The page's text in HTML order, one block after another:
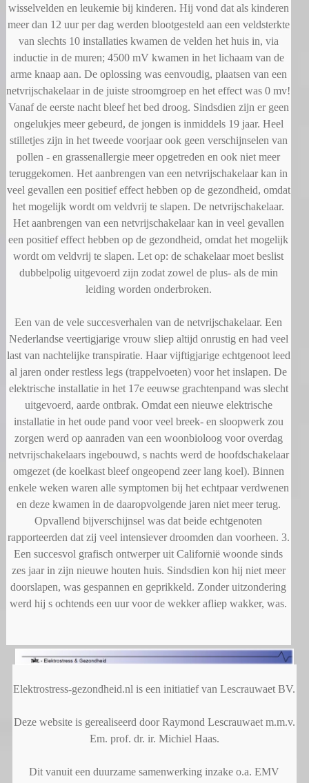
wisselvelden en leukemie bij kinderen. Hij vond dat als kinderen
meer dan 12 uur per dag werden blootgesteld aan een veldsterkte
van slechts 10 installaties kwamen de velden het huis in, via
inductie in de muren; 4500 mV kwamen in het lichaam van de
arme knaap aan. De oplossing was eenvoudig, plaatsen van een
netvrijschakelaar in de juiste stroomgroep en het effect was 0 mv!
Vanaf de eerste nacht bleef het bed droog. Sindsdien zijn er geen
ongelukjes meer gebeurd, de jongen is inmiddels 19 jaar. Heel
stilletjes zijn in het tweede voorjaar ook geen verschijnselen van
pollen - en grassenallergie meer opgetreden en ook niet meer
teruggekomen. Het aanbrengen van een netvrijschakelaar kan in
veel gevallen een positief effect hebben op de gezondheid, omdat
het mogelijk wordt om veldvrij te slapen. De netvrijschakelaar.
Het aanbrengen van een netvrijschakelaar kan in veel gevallen
een positief effect hebben op de gezondheid, omdat het mogelijk
wordt om veldvrij te slapen. Let op: de schakelaar moet beslist
dubbelpolig uitgevoerd zijn zodat zowel de plus- als de min
leiding worden onderbroken.
Een van de vele succesverhalen van de netvrijschakelaar. Een
Nederlandse veertigjarige vrouw sliep altijd onrustig en had veel
last van nachtelijke transpiratie. Haar vijftigjarige echtgenoot leed
al jaren onder restless legs (trappelvoeten) voor het inslapen. De
elektrische installatie in het 17e eeuwse grachtenpand was slecht
uitgevoerd, aarde ontbrak. Omdat een nieuwe elektrische
installatie in het oude pand voor veel breek- en sloopwerk zou
zorgen werd op aanraden van een woonbioloog voor overdag
netvrijschakelaars ingebouwd, s nachts werd de hoofdschakelaar
omgezet (de koelkast bleef ongeopend zeer lang koel). Binnen
enkele weken waren alle symptomen bij het echtpaar verdwenen
en deze kwamen in de daaropvolgende jaren niet meer terug.
Opvallend bijverschijnsel was dat beide echtgenoten
rapporteerden dat zij veel intensiever droomden dan voorheen. 3.
Een succesvol grafisch ontwerper uit Californië woonde sinds
zes jaar in zijn nieuwe houten huis. Sindsdien kon hij niet meer
doorslapen, was gespannen en geprikkeld. Zonder uitzondering
werd hij s ochtends een uur voor de wekker afliep wakker, was.
Elektrostress-gezondheid.nl is een initiatief van Lescrauwaet BV.
Deze website is gerealiseerd door Raymond Lescrauwaet m.m.v.
Em. prof. dr. ir. Michiel Haas.
Dit vanuit een duurzame samenwerking inzake o.a. EMV